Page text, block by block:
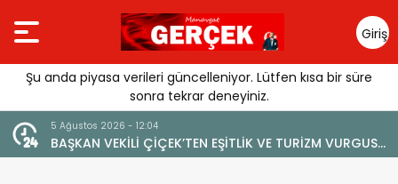
Giriş
Yap
Şu anda piyasa verileri güncelleniyor. Lütfen kısa bir süre
sonra tekrar deneyiniz.
4 Ağustos 2026 - 19:47
YENİ BİR DİN: SOSYAL MEDYA